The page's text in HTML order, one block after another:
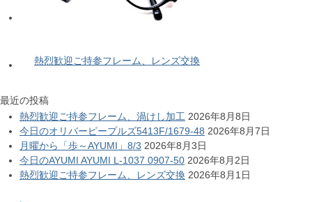
熱烈歓迎ご持参フレーム、レンズ交換
最近の投稿
熱烈歓迎ご持参フレーム、渦けし加工 2026年8月8日
今日のオリバーピープルズ5413F/1679-48 2026年8月7日
月曜から「歩～AYUMI」8/3 2026年8月3日
今日のAYUMI AYUMI L-1037 0907-50 2026年8月2日
熱烈歓迎ご持参フレーム、レンズ交換 2026年8月1日